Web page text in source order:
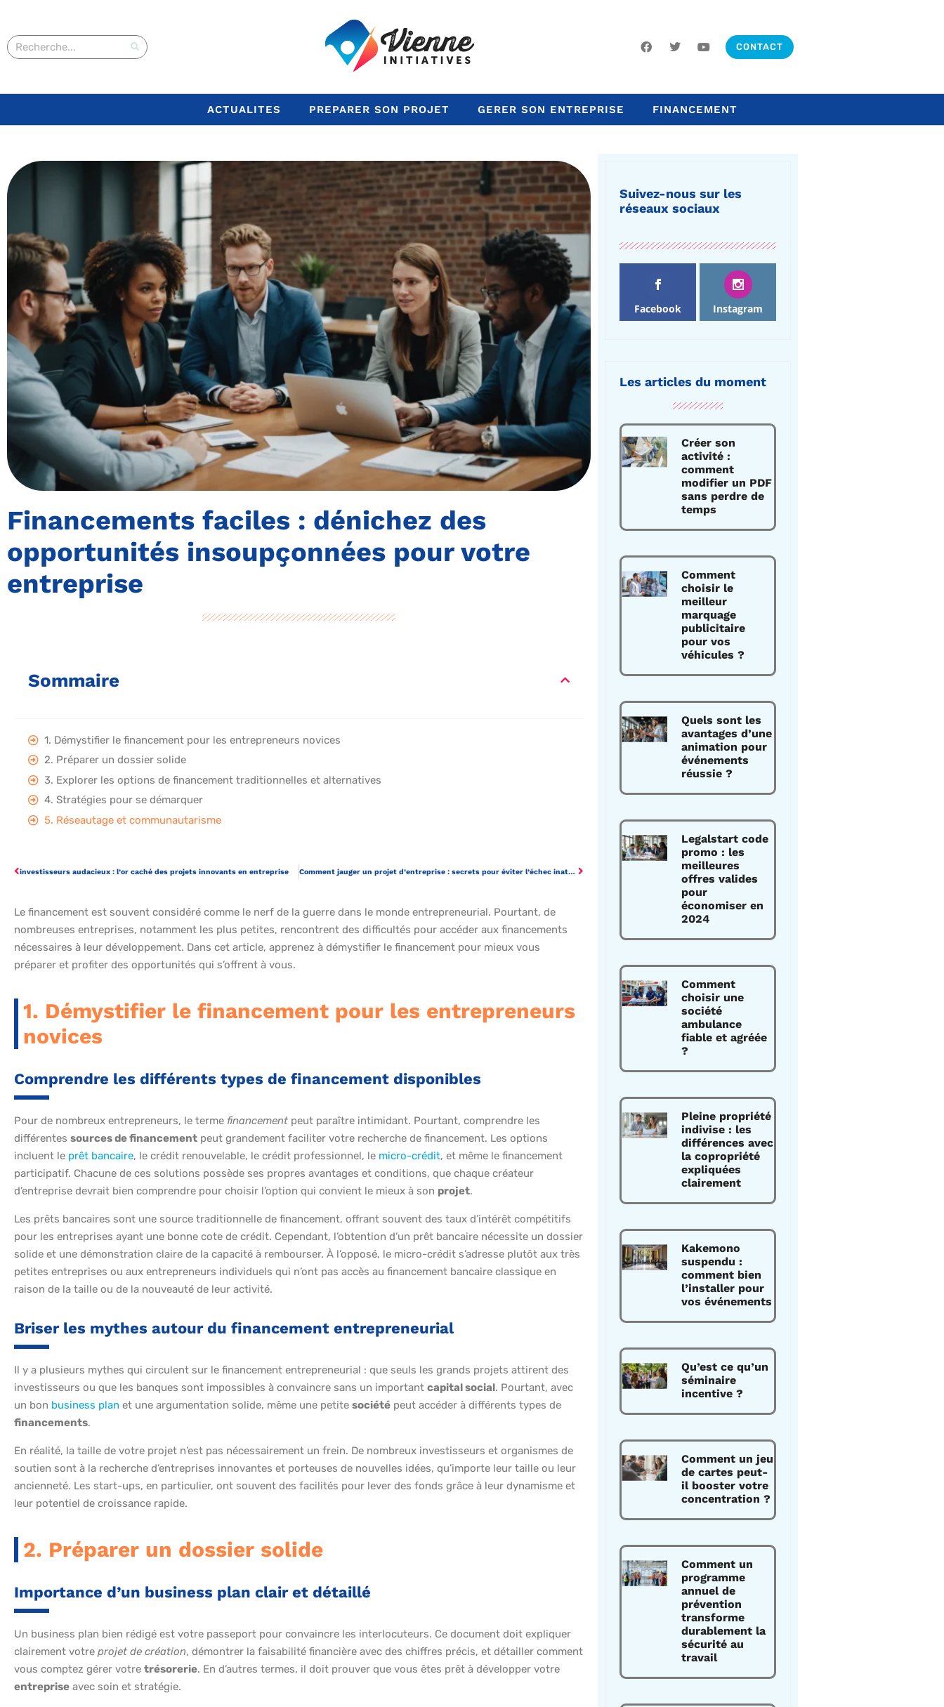
CONTACT
ACTUALITES PREPARER SON PROJET GERER SON ENTREPRISE FINANCEMENT
Financements faciles : dénichez des
opportunités insoupçonnées pour votre
entreprise
Sommaire
1. Démystifier le financement pour les entrepreneurs novices
2. Préparer un dossier solide
3. Explorer les options de financement traditionnelles et alternatives
4. Stratégies pour se démarquer
5. Réseautage et communautarisme
investisseurs audacieux : l’or caché des projets innovants en entreprise Comment jauger un projet d’entreprise : secrets pour éviter l’échec inattendu
Le financement est souvent considéré comme le nerf de la guerre dans le monde entrepreneurial. Pourtant, de
nombreuses entreprises, notamment les plus petites, rencontrent des difficultés pour accéder aux financements
nécessaires à leur développement. Dans cet article, apprenez à démystifier le financement pour mieux vous
préparer et profiter des opportunités qui s’offrent à vous.
1. Démystifier le financement pour les entrepreneurs
novices
Comprendre les différents types de financement disponibles
Pour de nombreux entrepreneurs, le terme financement peut paraître intimidant. Pourtant, comprendre les
différentes sources de financement peut grandement faciliter votre recherche de financement. Les options
incluent le prêt bancaire, le crédit renouvelable, le crédit professionnel, le micro-crédit, et même le financement
participatif. Chacune de ces solutions possède ses propres avantages et conditions, que chaque créateur
d’entreprise devrait bien comprendre pour choisir l’option qui convient le mieux à son projet.
Les prêts bancaires sont une source traditionnelle de financement, offrant souvent des taux d’intérêt compétitifs
pour les entreprises ayant une bonne cote de crédit. Cependant, l’obtention d’un prêt bancaire nécessite un dossier
solide et une démonstration claire de la capacité à rembourser. À l’opposé, le micro-crédit s’adresse plutôt aux très
petites entreprises ou aux entrepreneurs individuels qui n’ont pas accès au financement bancaire classique en
raison de la taille ou de la nouveauté de leur activité.
Briser les mythes autour du financement entrepreneurial
Il y a plusieurs mythes qui circulent sur le financement entrepreneurial : que seuls les grands projets attirent des
investisseurs ou que les banques sont impossibles à convaincre sans un important capital social. Pourtant, avec
un bon business plan et une argumentation solide, même une petite société peut accéder à différents types de
financements.
En réalité, la taille de votre projet n’est pas nécessairement un frein. De nombreux investisseurs et organismes de
soutien sont à la recherche d’entreprises innovantes et porteuses de nouvelles idées, qu’importe leur taille ou leur
ancienneté. Les start-ups, en particulier, ont souvent des facilités pour lever des fonds grâce à leur dynamisme et
leur potentiel de croissance rapide.
2. Préparer un dossier solide
Importance d’un business plan clair et détaillé
Un business plan bien rédigé est votre passeport pour convaincre les interlocuteurs. Ce document doit expliquer
clairement votre projet de création, démontrer la faisabilité financière avec des chiffres précis, et détailler comment
vous comptez gérer votre trésorerie. En d’autres termes, il doit prouver que vous êtes prêt à développer votre
entreprise avec soin et stratégie.
Suivez-nous sur les
réseaux sociaux
Facebook Instagram
Les articles du moment
Créer son
activité :
comment
modifier un PDF
sans perdre de
temps
Comment
choisir le
meilleur
marquage
publicitaire
pour vos
véhicules ?
Quels sont les
avantages d’une
animation pour
événements
réussie ?
Legalstart code
promo : les
meilleures
offres valides
pour
économiser en
2024
Comment
choisir une
société
ambulance
fiable et agréée
?
Pleine propriété
indivise : les
différences avec
la copropriété
expliquées
clairement
Kakemono
suspendu :
comment bien
l’installer pour
vos événements
Qu’est ce qu’un
séminaire
incentive ?
Comment un jeu
de cartes peut-
il booster votre
concentration ?
Comment un
programme
annuel de
prévention
transforme
durablement la
sécurité au
travail